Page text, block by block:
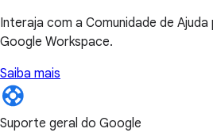
Interaja com a Comunidade de
Google Workspace.
Saiba mais
Suporte geral do Google